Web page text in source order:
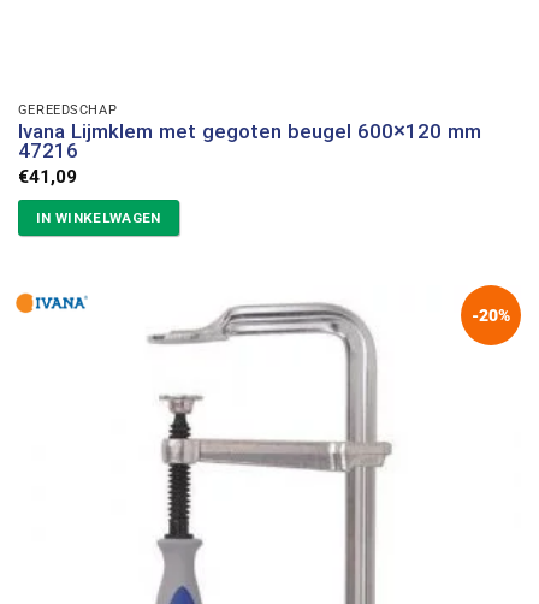
GEREEDSCHAP
Ivana Lijmklem met gegoten beugel 600×120 mm
47216
€41,09
IN WINKELWAGEN
-20%